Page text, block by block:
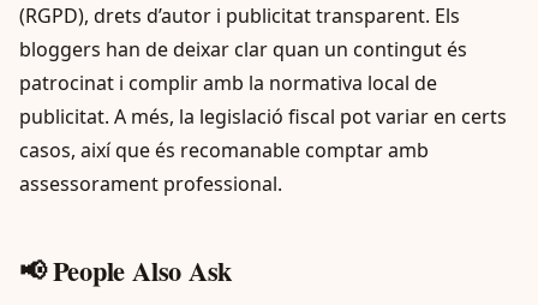
(RGPD), drets d’autor i publicitat transparent. Els
bloggers han de deixar clar quan un contingut és
patrocinat i complir amb la normativa local de
publicitat. A més, la legislació fiscal pot variar en certs
casos, així que és recomanable comptar amb
assessorament professional.
📢 People Also Ask